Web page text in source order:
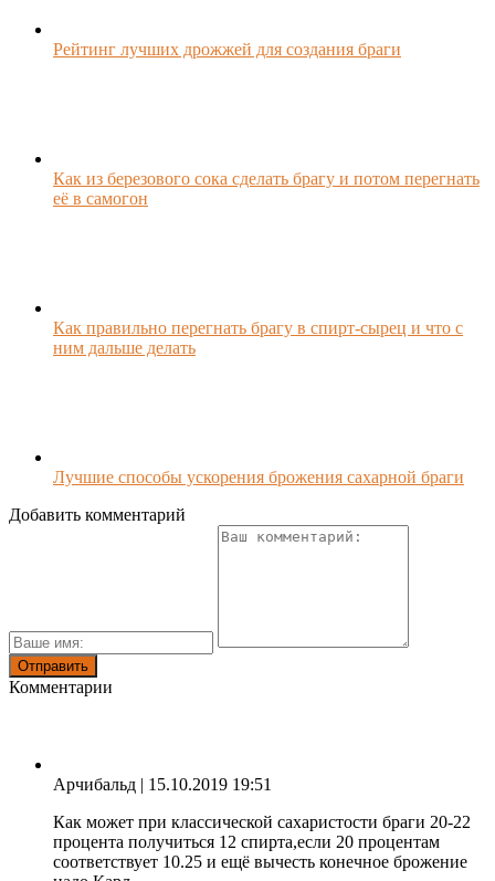
Рейтинг лучших дрожжей для создания браги
Как из березового сока сделать брагу и потом перегнать
её в самогон
Как правильно перегнать брагу в спирт-сырец и что с
ним дальше делать
Лучшие способы ускорения брожения сахарной браги
Добавить комментарий
Комментарии
Арчибальд | 15.10.2019 19:51
Как может при классической сахаристости браги 20-22
процента получиться 12 спирта,если 20 процентам
соответствует 10.25 и ещё вычесть конечное брожение